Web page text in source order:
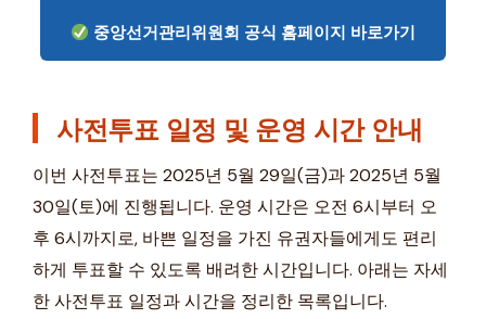
중앙선거관리위원회 공식 홈페이지 바로가기
사전투표 일정 및 운영 시간 안내
이번 사전투표는 2025년 5월 29일(금)과 2025년 5월
30일(토)에 진행됩니다. 운영 시간은 오전 6시부터 오
후 6시까지로, 바쁜 일정을 가진 유권자들에게도 편리
하게 투표할 수 있도록 배려한 시간입니다. 아래는 자세
한 사전투표 일정과 시간을 정리한 목록입니다.